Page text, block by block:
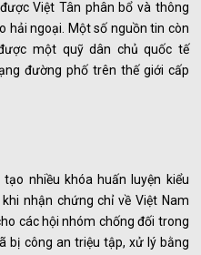
Việt Tân phân bổ và thông
hải ngoại. Một số nguồn tin còn
một quỹ dân chủ quốc tế
đường phố trên thế giới cấp
nhiều khóa huấn luyện kiểu
nhận chứng chỉ về Việt Nam
các hội nhóm chống đối trong
bị công an triệu tập, xử lý bằng